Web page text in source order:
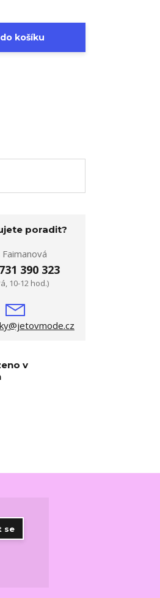
košíku
poradit?
Faimanová
390 323
10-12 hod.)
v
se